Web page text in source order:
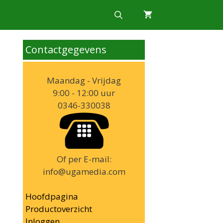
Contactgegevens
Maandag - Vrijdag
9:00 - 12:00 uur
0346-330038
Of per E-mail:
info@ugamedia.com
Hoofdpagina
Productoverzicht